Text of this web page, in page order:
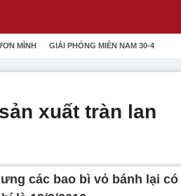
MÌNH GIẢI PHÓNG MIỀN NAM 30-4
xuất tràn lan
các bao bì vỏ bánh lại có